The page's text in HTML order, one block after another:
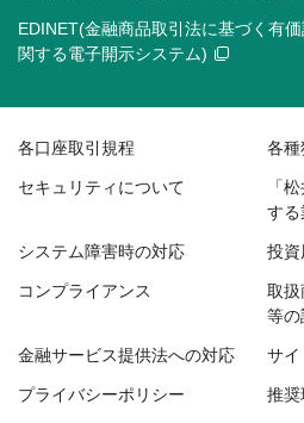
EDINET(金融商品取引法に基づく有
関する電子開示システム)
各口座取引規程 各種
セキュリティについて
「
する
システム障害時の対応 投資
コンプライアンス
取扱
等の
金融サービス提供法への対応 サイ
プライバシーポリシー 推奨